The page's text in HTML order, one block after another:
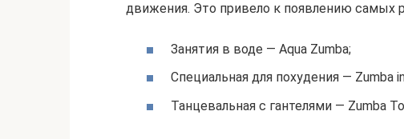
движения. Это привело к появлению самых
Занятия в воде — Aqua Zumba;
Специальная для похудения — Zumba
Танцевальная с гантелями — Zumba